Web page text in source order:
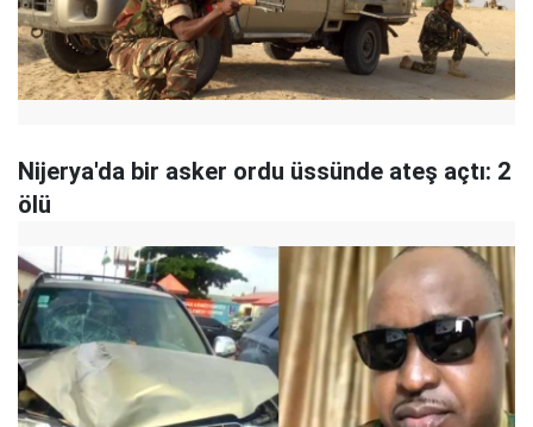
Nijerya'da bir asker ordu üssünde ateş açtı: 2
ölü